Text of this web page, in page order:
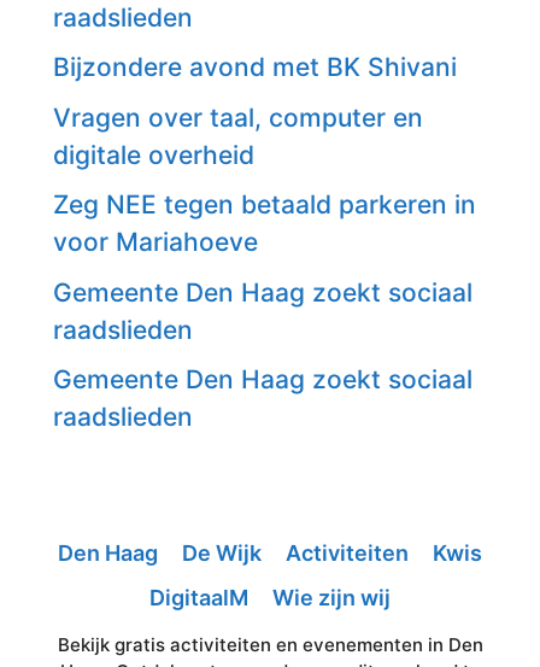
raadslieden
Bijzondere avond met BK Shivani
Vragen over taal, computer en
digitale overheid
Zeg NEE tegen betaald parkeren in
voor Mariahoeve
Gemeente Den Haag zoekt sociaal
raadslieden
Gemeente Den Haag zoekt sociaal
raadslieden
Den Haag De Wijk Activiteiten
Kwis
DigitaalM
Wie zijn wij
Bekijk gratis activiteiten en evenementen in Den